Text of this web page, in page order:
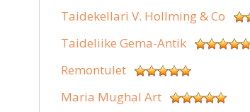
Taidekellari V. Hollming & Co
Taideliike Gema-Antik
Remontulet
Maria Mughal Art